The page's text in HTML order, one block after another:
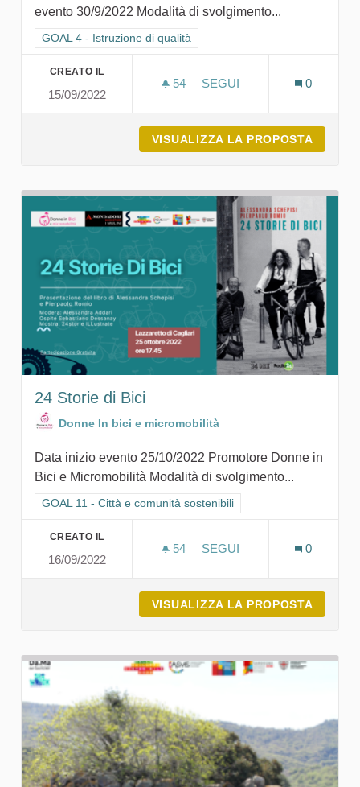
evento 30/9/2022 Modalità di svolgimento...
Filtra i risultati per categoria: GOAL 4 - Istruzione di qualità
GOAL 4 - Istruzione di qualità
CREATO IL
15/09/2022
54 54 SOSTENITORI
SEGUI
0
VISUALIZZA LA PROPOSTA
24 Storie di Bici
Donne In bici e micromobilità
Data inizio evento 25/10/2022 Promotore Donne in
Bici e Micromobilità Modalità di svolgimento...
Filtra i risultati per categoria: GOAL 11 - Città e comunità
GOAL 11 - Città e comunità sostenibili
CREATO IL
16/09/2022
54 54 SOSTENITORI
SEGUI
0
VISUALIZZA LA PROPOSTA